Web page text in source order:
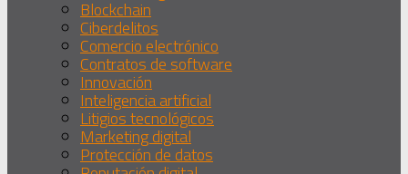
Blockchain
Ciberdelitos
Comercio electrónico
Contratos de software
Innovación
Inteligencia artificial
Litigios tecnológicos
Marketing digital
Protección de datos